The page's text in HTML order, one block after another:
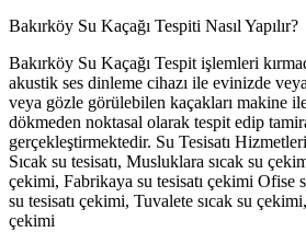
Bakırköy Su Kaçağı Tespiti Nasıl Yapılır?
Bakırköy Su Kaçağı Tespit işlemleri
akustik ses dinleme cihazı ile evinizde
veya gözle görülebilen kaçakları makine
dökmeden noktasal olarak tespit edip
gerçekleştirmektedir. Su Tesisatı
Sıcak su tesisatı, Musluklara sıcak su
çekimi, Fabrikaya su tesisatı çekimi Ofise
su tesisatı çekimi, Tuvalete sıcak su
çekimi